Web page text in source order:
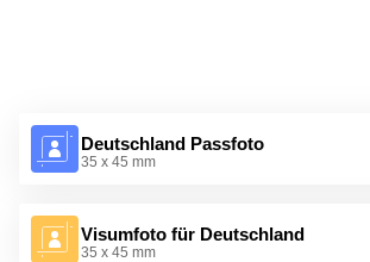
Deutschland Passfoto
35 x 45 mm
Visumfoto für Deutschland
35 x 45 mm